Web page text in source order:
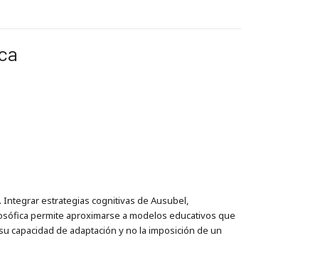
estrategias cognitivas de Ausubel,
permite aproximarse a modelos educativos que
capacidad de adaptación y no la imposición de un